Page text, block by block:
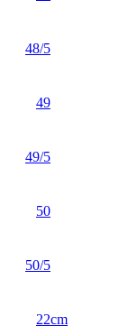
48/5
49
49/5
50
50/5
22cm